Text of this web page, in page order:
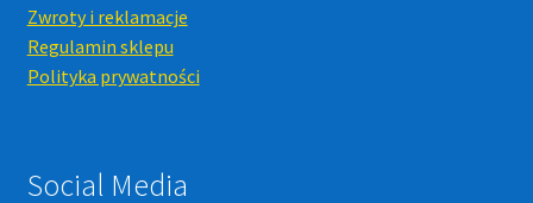
Zwroty i reklamacje
Regulamin sklepu
Polityka prywatności
Social Media